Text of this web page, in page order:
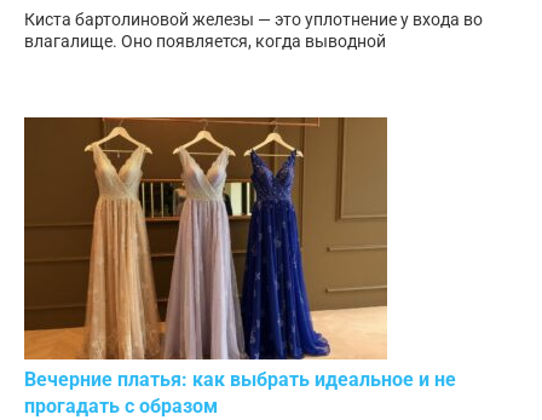
Киста бартолиновой железы — это уплотнение у входа во
влагалище. Оно появляется, когда выводной
Вечерние платья: как выбрать идеальное и не
прогадать с образом